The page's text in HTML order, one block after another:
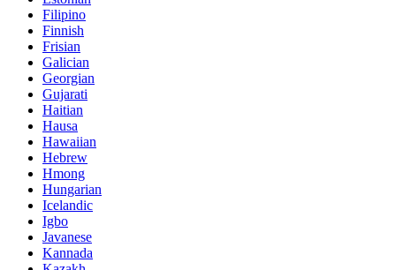
Filipino
Finnish
Frisian
Galician
Georgian
Gujarati
Haitian
Hausa
Hawaiian
Hebrew
Hmong
Hungarian
Icelandic
Igbo
Javanese
Kannada